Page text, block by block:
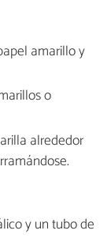
amarillo y
o
alrededor
y un tubo de